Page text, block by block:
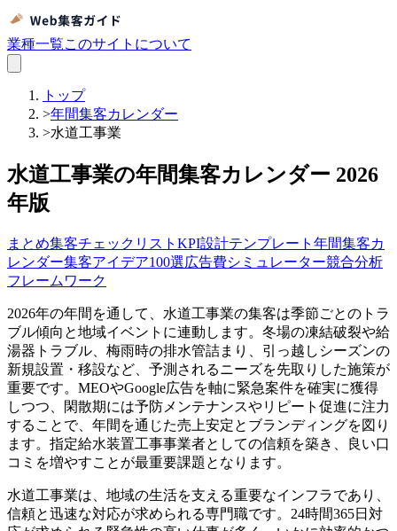
業種一覧このサイトについて
トップ
>年間集客カレンダー
>水道工事業
水道工事業の年間集客カレンダー 2026
年版
まとめ集客チェックリスト KPI設計テンプレート 年間集客カ
レンダー集客アイデア100選広告費シミュレーター競合分析
フレームワーク
2026年の年間を通して、水道工事業の集客は季節ごとのトラ
ブル傾向と地域イベントに連動します。冬場の凍結破裂や給
湯器トラブル、梅雨時の排水管詰まり、引っ越しシーズンの
新規設置・移設など、予測されるニーズを先取りした施策が
重要です。MEOやGoogle広告を軸に緊急案件を確実に獲得
しつつ、閑散期には予防メンテナンスやリピート促進に注力
することで、年間を通じた売上安定とブランディングを図り
ます。指定給水装置工事事業者としての信頼を築き、良い口
コミを増やすことが最重要課題となります。
水道工事業は、地域の生活を支える重要なインフラであり、
信頼と迅速な対応が求められる専門職です。24時間365日対